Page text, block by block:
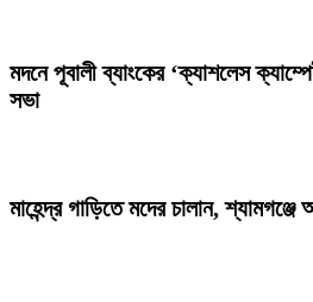
মদনে পূবালী ব্যাংকের ‘ক্যাশলেস
সভা
মাহেন্দ্র গাড়িতে মদের চালান,